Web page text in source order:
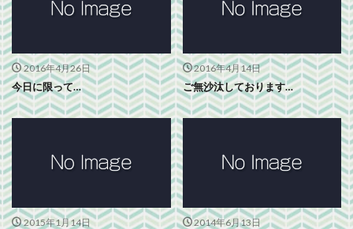
2016年4月26日
今日に限って…
2016年4月14日
ご無沙汰しております…
2015年1月14日 2014年6月13日